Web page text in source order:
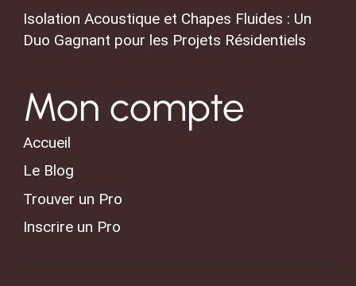
Isolation Acoustique et Chapes Fluides : Un
Duo Gagnant pour les Projets Résidentiels
Mon compte
Accueil
Le Blog
Trouver un Pro
Inscrire un Pro